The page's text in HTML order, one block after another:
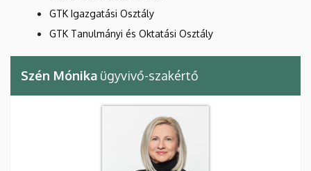
GTK Igazgatási Osztály
GTK Tanulmányi és Oktatási Osztály
Szén Mónika ügyvivő-szakértő